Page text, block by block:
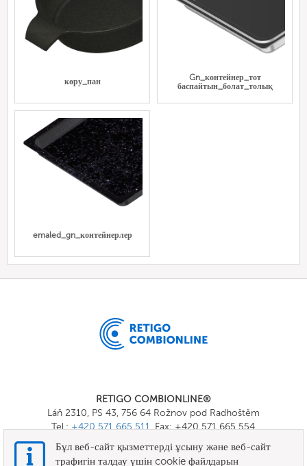
көру_пан
Gn_контейнер_тот
баспайтын_болат_толық
emaled_gn_контейнерлер
RETIGO COMBIONLINE®
Láň 2310, PS 43, 756 64 Rožnov pod Radhoštěm
Tel.:+420 571 665 511, Fax: +420 571 665 554
Бұл веб-сайт қызметтерді ұсыну және веб-сайт
трафигін талдау үшін cookie файлдарын